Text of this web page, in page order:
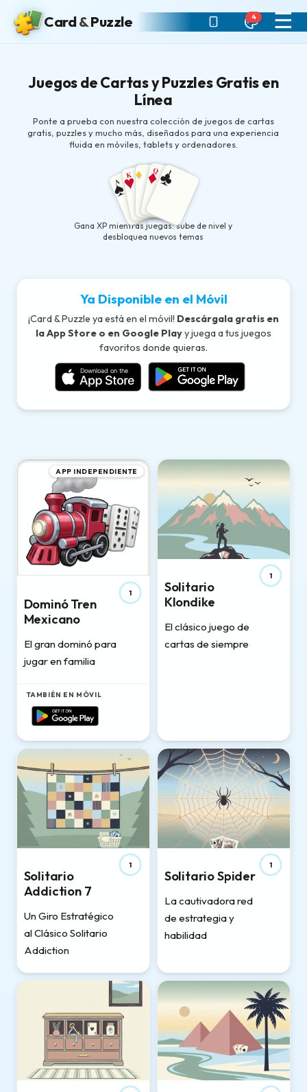
Card&Puzzle ☰
4
Juegos de Cartas y Puzzles Gratis en
Línea
Ponte a prueba con nuestra colección de juegos de cartas
gratis, puzzles y mucho más, diseñados para una experiencia
fluida en móviles, tablets y ordenadores.
A
♠
♠
K
♥
♥ Q
♦
♦ J
♣
♣
Gana XP mientras juegas: sube de nivel y
desbloquea nuevos temas
Ya Disponible en el Móvil
¡Card & Puzzle ya está en el móvil! Descárgala gratis en
la App Store o en Google Playy juega a tus juegos
favoritos donde quieras.
Todos los Juegos
APP INDEPENDIENTE
Dominó Tren
Mexicano
El gran dominó para
jugar en familia
1
TAMBIÉN EN MÓVIL
Solitario
Klondike
El clásico juego de
cartas de siempre
1
Solitario
Addiction 7
Un Giro Estratégico
al Clásico Solitario
Addiction
1
Solitario Spider
La cautivadora red
de estrategia y
habilidad
1